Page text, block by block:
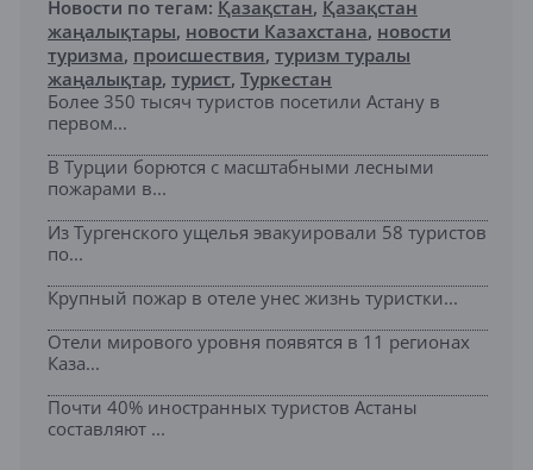
Новости по тегам: Қазақстан, Қазақстан
жаңалықтары, новости Казахстана, новости
туризма, происшествия, туризм туралы
жаңалықтар, турист, Туркестан
Более 350 тысяч туристов посетили Астану в
первом...
В Турции борются с масштабными лесными
пожарами в...
Из Тургенского ущелья эвакуировали 58 туристов
по...
Крупный пожар в отеле унес жизнь туристки...
Отели мирового уровня появятся в 11 регионах
Каза...
Почти 40% иностранных туристов Астаны
составляют ...